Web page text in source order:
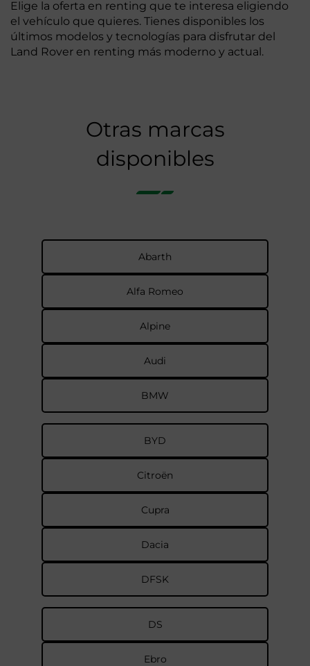
Elige la oferta en renting que te interesa eligiendo
el vehículo que quieres. Tienes disponibles los
últimos modelos y tecnologías para disfrutar del
Land Rover en renting más moderno y actual.
Otras marcas
disponibles
Abarth
Alfa Romeo
Alpine
Audi
BMW
BYD
Citroën
Cupra
Dacia
DFSK
DS
Ebro